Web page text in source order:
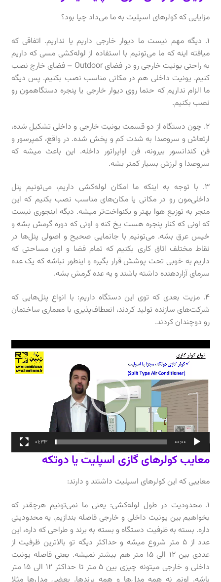
مزایایی که کولرهای اسپلیت به ما می‌داد چیا بود؟
۱. دیگه مهم نیست ما دیوار خارجی داریم یا نداریم. اتفاقی که
میافته اینه که ما می‌تونیم با استفاده از لوله‌کشی مسی که داریم
به راحتی یونیت خارجی رو در فضای Outdoor – فضای خارج نصب
کنیم. یونیت داخلی هم در مکانی مناسب نصب بکنیم. پس دیگه
ما الزام نداریم که حتما روی دیوار خارجی یا پنجره دستگاهمون رو
نصب بکنیم.
۲. چون دستگاه از دو قسمت یونیت خارجی و داخلی تشکیل شده،
ارتعاش و سروصدا به شدت کم و پخش شده. در واقع، کمپرسور و
فن کندانسور بیرونه، فن اواپراتور داخله. این باعث میشه که
سروصدا و لرزش بسیار کمتر بشه.
۳. با توجه به اینکه ما امکان لوله‌کشی داریم، می‌تونیم پنل
داخلی‌مون رو در مکانی یا مکان‌های مناسب نصب بکنیم که این
منجر به توزیع هوا بهتر و یکنواخت‌تر میشه. دیگه اینجوری نیست
که اونی که کنار پنجره هست یخ کنه و اونی که دوره گرمش بشه و
خیس عرق بشه. می‌تونیم با جانمایی صحیح و اصولی پنل‌ها در
نقاط مختلف اتاق کاری بکنیم که تمام فضا و اون مساحتی که
داریم به خوبی تحت پوشش قرار بگیره و اینطور نباشه که یک عده
سرمای آزاردهنده داشته باشند و یه عده گرمش بشه.
۴. مزیت بعدی که توی این دستگاه داریم: با انواع پنل‌هایی که
شرکت‌های سازنده تولید کردند، انعطاف‌پذیری با معماری ساختمان
رو دوچندان کردند.
نمایشگر
ویدیو
00:00
01:33
معایب کولرهای گازی اسپلیت یا دوتکه
معایبی که این کولرهای اسپلیت داشتند و دارند:
۱. محدودیت در طول لوله‌کشی‌‌: یعنی ما نمی‌تونیم هرچقدر که
بخواهیم بین یونیت داخلی و خارجی فاصله بندازیم. یه محدودیتی
داره. بسته به ظرفیت دستگاه و بسته به برند و طراحی که داره، این
عدد از ۵ متر شروع میشه و حداکثر دیگه تو بالاترین ظرفیت از
عددی بین ۱۲ الی ۱۵ متر هم بیشتر نمیشه. یعنی فاصله یونیت
داخلی و خارجی میتونه چیزی بین ۵ متر تا حداکثر ۱۲ الی ۱۵ متر